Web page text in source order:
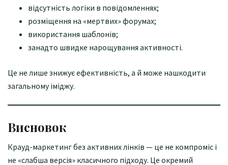
відсутність логіки в повідомленнях;
розміщення на «мертвих» форумах;
використання шаблонів;
занадто швидке нарощування активності.
Це не лише знижує ефективність, а й може нашкодити
загальному іміджу.
Висновок
Крауд-маркетинг без активних лінків — це не компроміс і
не «слабша версія» класичного підходу. Це окремий